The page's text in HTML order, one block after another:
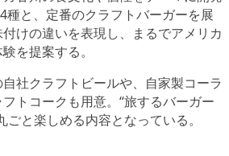
種と、定番のクラフトバーガーを展
けの違いを表現し、まるでアメリカ
を提案する。
社クラフトビールや、自家製コーラ
トコークも用意。“旅するバーガー
と楽しめる内容となっている。